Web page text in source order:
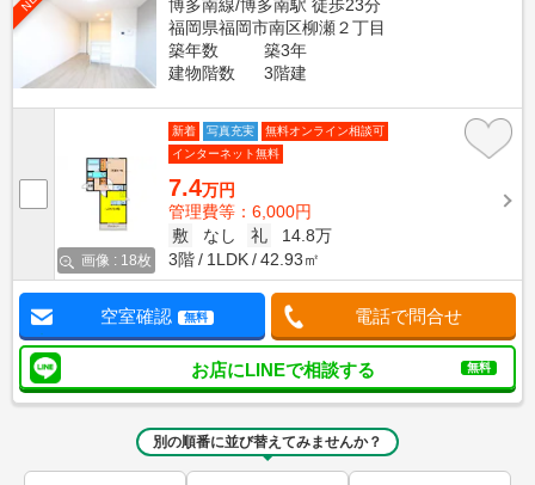
博多南線/博多南駅 徒歩23分
福岡県福岡市南区柳瀬２丁目
築年数
築3年
建物階数
3階建
画像 : 18枚
新着 写真充実
無料オンライン相談可
インターネット無料
7.4万円
管理費等：6,000円
敷
なし 礼
14.8万
3階
1LDK 42.93㎡
空室確認 無料 電話で問合せ
お店にLINEで相談する 無料
別の順番に並び替えてみませんか？